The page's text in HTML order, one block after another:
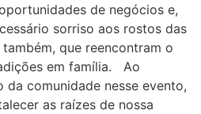
de negócios e,
sorriso aos rostos das
que reencontram o
em família. Ao
comunidade nesse evento,
as raízes de nossa